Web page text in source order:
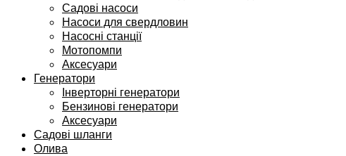
Садові насоси
Насоси для свердловин
Насосні станції
Мотопомпи
Аксесуари
Генератори
Інверторні генератори
Бензинові генератори
Аксесуари
Садові шланги
Олива